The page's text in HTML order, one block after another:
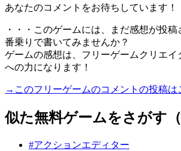
あなたのコメントをお待ちしています！
・・・このゲームには、まだ感想が投
番乗りで書いてみませんか？
ゲームの感想は、フリーゲームクリエイ
への力になります！
→このフリーゲームのコメントの投稿は
似た無料ゲームをさがす（
#アクションエディター